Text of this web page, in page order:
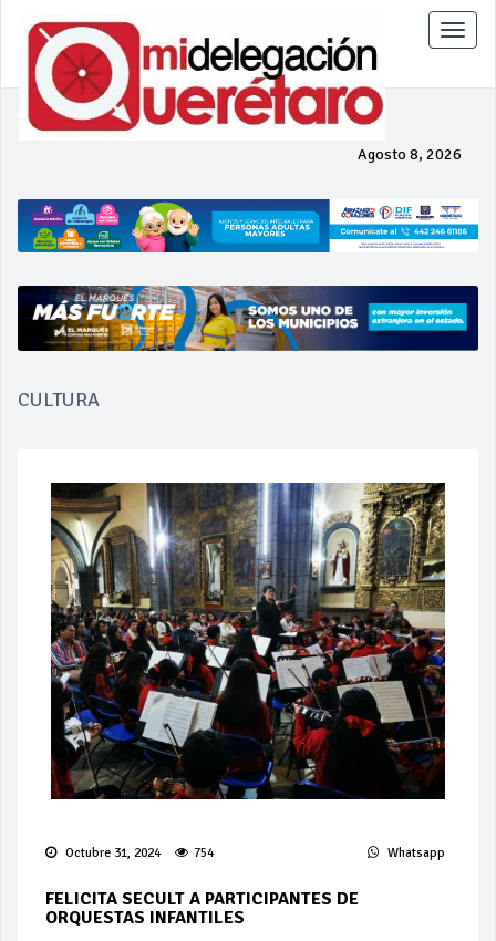
Toggle
Agosto 8, 2026
CULTURA
Octubre 31, 2024 754 Whatsapp
FELICITA SECULT A PARTICIPANTES DE
ORQUESTAS INFANTILES